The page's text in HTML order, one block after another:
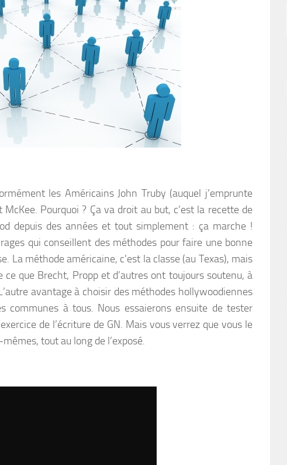
les Américains John Truby (auquel j’emprunte
Pourquoi ? Ça va droit au but, c’est la recette de
depuis des années et tout simplement : ça marche !
qui conseillent des méthodes pour faire une bonne
La méthode américaine, c’est la classe (au Texas), mais
ce que Brecht, Propp et d’autres ont toujours soutenu, à
avantage à choisir des méthodes hollywoodiennes
communes à tous. Nous essaierons ensuite de tester
de l’écriture de GN. Mais vous verrez que vous le
tout au long de l’exposé.